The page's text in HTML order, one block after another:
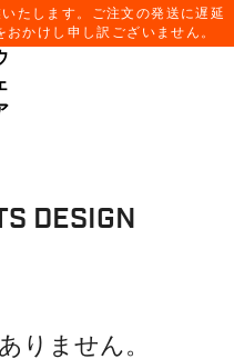
たします。ご注文の発送に遅延
かけし申し訳ございません。
ー
DESIGN
りません。